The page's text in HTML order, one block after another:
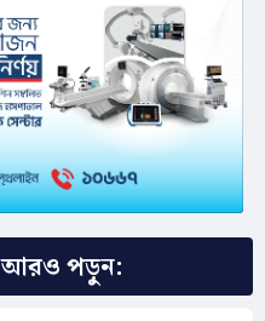
আরও পড়ুন: